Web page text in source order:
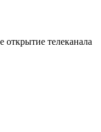
открытие телеканала